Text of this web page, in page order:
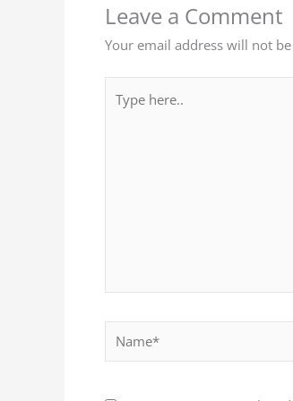
Leave a Comment
Your email address will not
here..
Name*